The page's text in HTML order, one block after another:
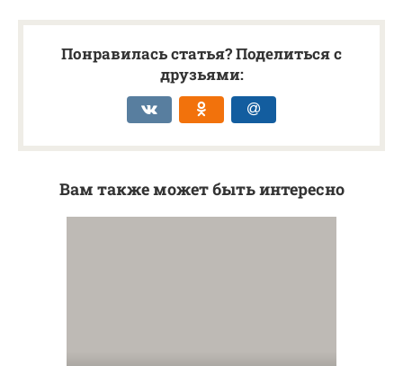
Понравилась статья? Поделиться с
друзьями:
Вам также может быть интересно